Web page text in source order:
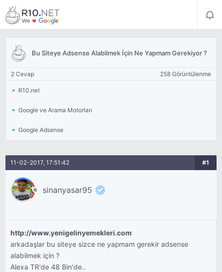
Bu Siteye Adsense Alabilmek İçin Ne Yapmam Gerekiyor ?
2 Cevap 258 Görüntülenme
R10.net
Google ve Arama Motorları
Google Adsense
11-02-2017, 17:51:42 #1
sinanyasar95
http://www.yenigelinyemekleri.com
arkadaşlar bu siteye sizce ne yapmam gerekir adsense
alabilmek için ?
Alexa TR'de 48 Bin'de..